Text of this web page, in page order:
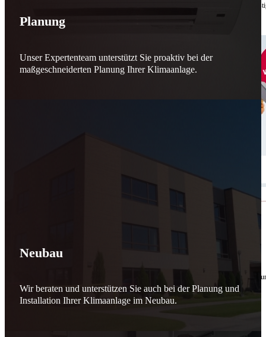
Reparieren statt wegwerfen. Verantwortung statt Verschwendung. Zukunft statt
Schicker. Wir bringen’s wieder zum Laufen.
10. Februar 2026
für Sicherheit, Vertrauen
Effizient arbeiten. Ressourcen schonen. Zukunft sichern.
Nicht als Pflicht, sondern aus Überzeugung.
Planung
Unser Expertenteam unterstützt Sie proaktiv bei der
maßgeschneiderten Planung Ihrer Klimaanlage.
Neubau
Wir beraten und unterstützen Sie auch bei der Planung und
Installation Ihrer Klimaanlage im Neubau.